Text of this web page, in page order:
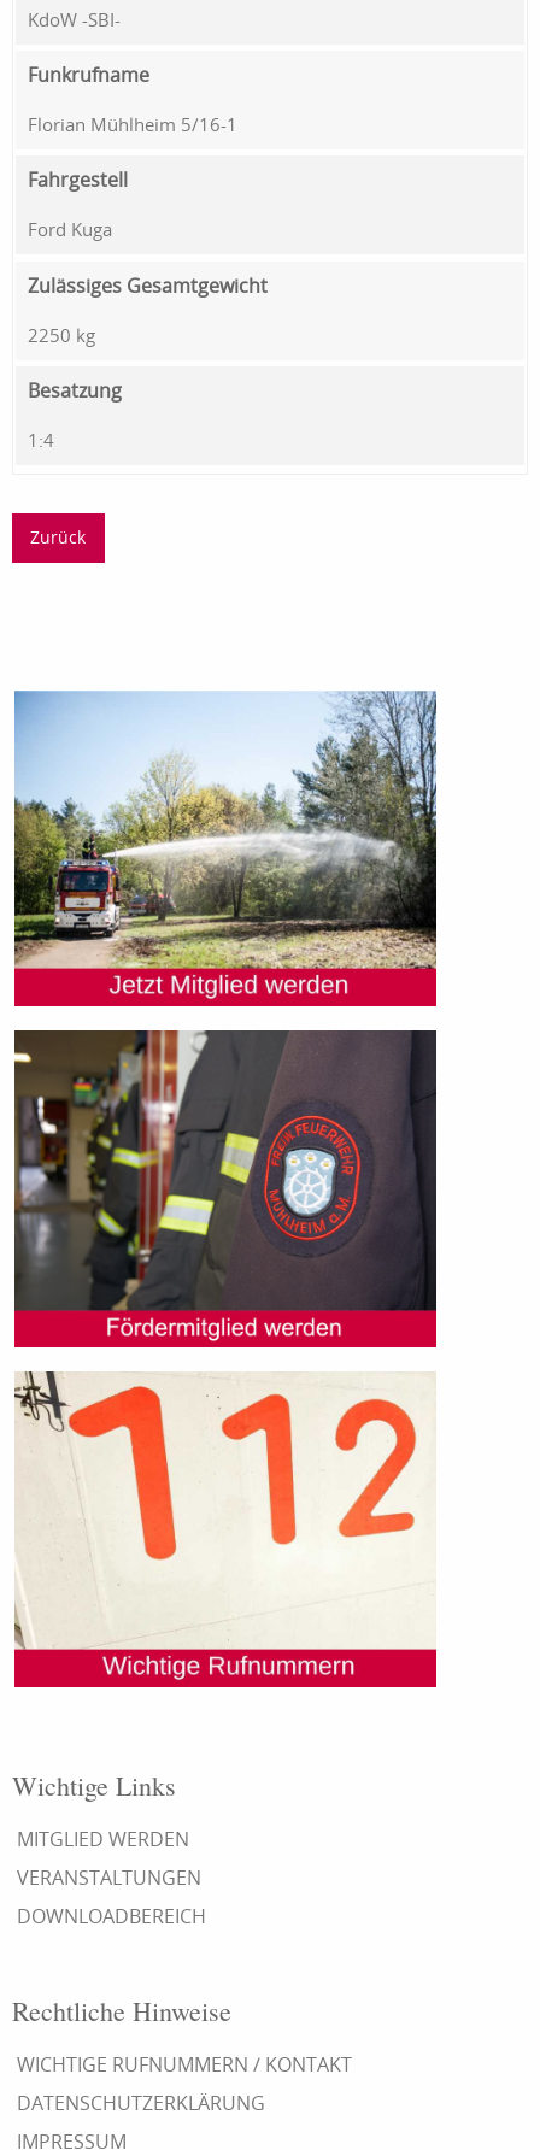
KdoW -SBI-
Funkrufname
Florian Mühlheim 5/16-1
Fahrgestell
Ford Kuga
Zulässiges Gesamtgewicht
2250 kg
Besatzung
1:4
Zurück
Wichtige Links
MITGLIED WERDEN
VERANSTALTUNGEN
DOWNLOADBEREICH
Rechtliche Hinweise
WICHTIGE RUFNUMMERN / KONTAKT
DATENSCHUTZERKLÄRUNG
IMPRESSUM